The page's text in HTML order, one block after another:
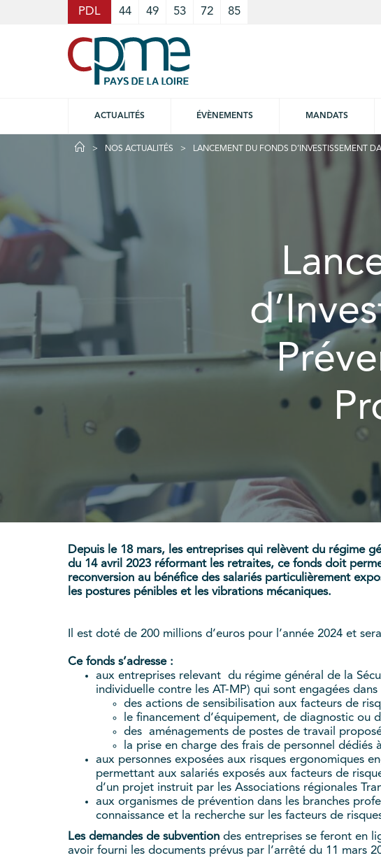
PDL 44 49 53 72 85
ACTUALITÉS ÉVÈNEMENTS MANDATS
NOS ACTUALITÉS LANCEMENT DU FONDS D’INVESTISSEMENT
Depuis le 18 mars, les entreprises qui relèvent du régime
du 14 avril 2023 réformant les retraites, ce fonds doit
reconversion au bénéfice des salariés particulièrement
les postures pénibles et les vibrations mécaniques.
Il est doté de 200 millions d’euros pour l’année 2024 et
Ce fonds s’adresse :
aux entreprises relevant du régime général de la
individuelle contre les AT-MP) qui sont engagées dans
des actions de sensibilisation aux facteurs de
le financement d’équipement, de diagnostic ou
des aménagements de postes de travail
la prise en charge des frais de personnel
aux personnes exposées aux risques ergonomiques
permettant aux salariés exposés aux facteurs de
d’un projet instruit par les Associations régionales
aux organismes de prévention dans les branches
connaissance et la recherche sur les facteurs de
Les demandes de subvention des entreprises se feront en
avoir fourni les documents prévus par l’arrêté du 11 mars
Cookies management panel